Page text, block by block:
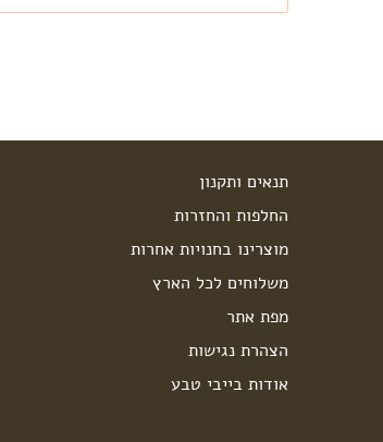
תנאים ותקנון
החלפות והחזרות
מוצרינו בחנויות אחרות
משלוחים לכל הארץ
מפת אתר
הצהרת נגישות
אודות בייבי טבע